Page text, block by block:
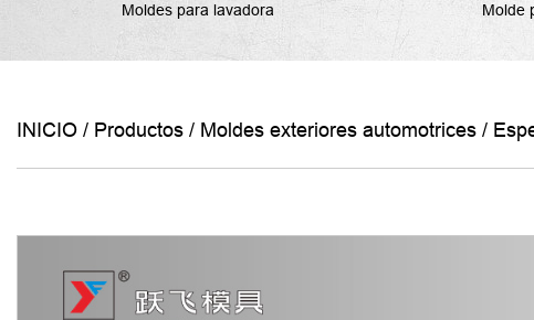
Moldes para lavadora Molde
INICIO / Productos / Moldes exteriores automotrices /